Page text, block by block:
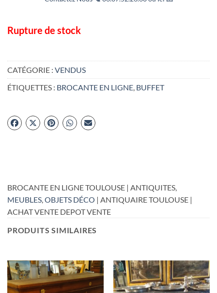
Rupture de stock
CATÉGORIE : VENDUS
ÉTIQUETTES : BROCANTE EN LIGNE, BUFFET
BROCANTE EN LIGNE TOULOUSE | ANTIQUITES,
MEUBLES,OBJETS DÉCO | ANTIQUAIRE TOULOUSE |
ACHAT VENTE DEPOT VENTE
PRODUITS SIMILAIRES